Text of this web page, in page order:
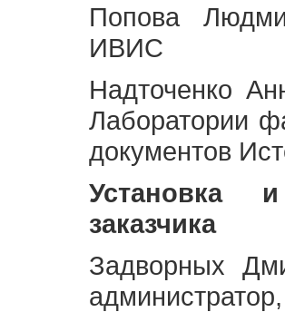
Попова
ИВИС
Надточенко
Лаборатории
документов
Установка
заказчика
Задворных